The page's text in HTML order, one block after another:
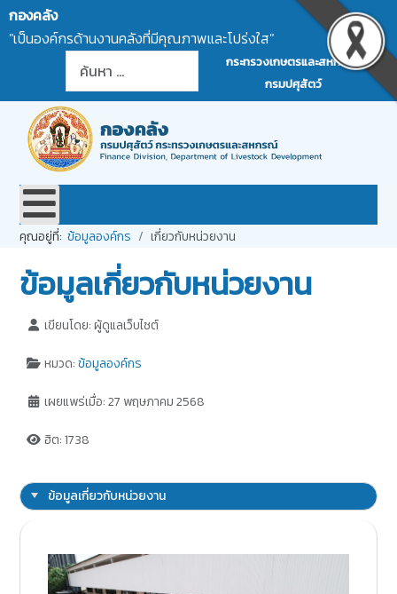
กองคลัง
"เป็นองค์กรด้านงานคลังที่มีคุณภาพและโปร่งใส"
กระทรวงเกษตรและสหกรณ์
กรมปศุสัตว์
คุณอยู่ที่:ข้อมูลองค์กร เกี่ยวกับหน่วยงาน
ข้อมูลเกี่ยวกับหน่วยงาน
เขียนโดย:ผู้ดูแลเว็บไซต์
หมวด:ข้อมูลองค์กร
เผยแพร่เมื่อ: 27 พฤษภาคม 2568
ฮิต: 1738
ข้อมูลเกี่ยวกับหน่วยงาน